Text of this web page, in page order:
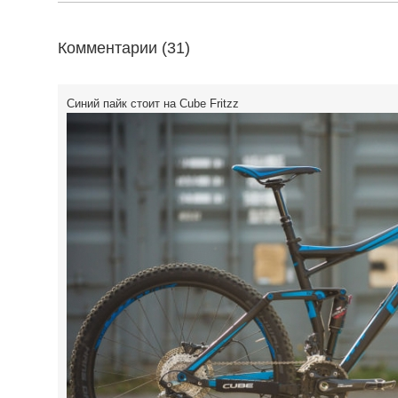
Комментарии (31)
Синий пайк стоит на Cube Fritzz